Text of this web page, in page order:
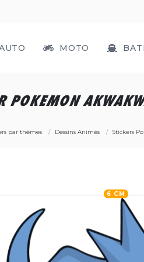
MOTO
POKEMON
par thèmes Dessins Animés Stickers
6 CM